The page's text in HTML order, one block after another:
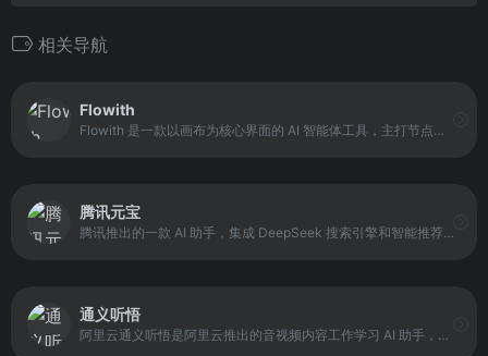
相关导航
Flowith
Flowith 是一款以画布为核心界面的 AI 智能体工具，主打节点式、多线程的人机交互方式。它允许用户在同一画布中创建多个独立节点，每个节点都可以与 AI 进行单独交互，并在需要时彼此关联，从而形成发散又有结构的思考网络。
腾讯元宝
腾讯推出的一款 AI 助手，集成 DeepSeek 搜索引擎和智能推荐功能，旨在为用户提供跨平台的信息检索体验。它不仅可以快速搜索公众号和视频号内容，还支持在多端设备上同步使用，实现信息集中管理。
通义听悟
阿里云通义听悟是阿里云推出的音视频内容工作学习 AI 助手，聚焦音视频内容的记录、整理和分析。它依托大模型能力，帮助用户对会议录音、课程视频、访谈音频等进行自动转写、提炼要点与生成笔记，并支持对内容进行结构化整理与分析。